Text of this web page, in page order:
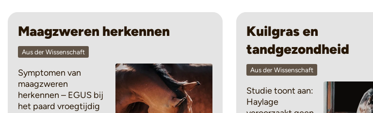
Maagzweren herkennen
Aus der Wissenschaft
Symptomen van
maagzweren
herkennen – EGUS bij
het paard vroegtijdig
Kuilgras en
tandgezondheid
Aus der Wissenschaft
Studie toont aan:
Haylage